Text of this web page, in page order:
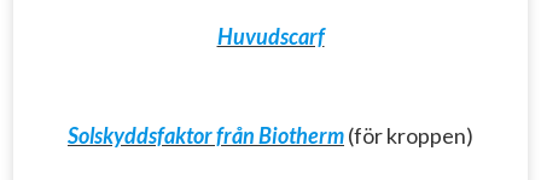
Huvudscarf
Solskyddsfaktor från Biotherm(för kroppen)